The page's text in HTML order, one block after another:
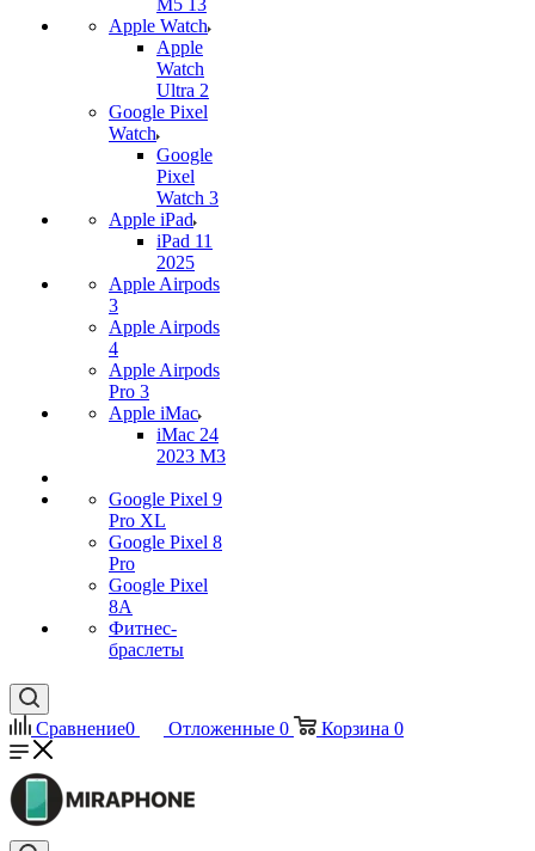
M5 13
Apple Watch
Apple
Watch
Ultra 2
Google Pixel
Watch
Google
Pixel
Watch 3
Apple iPad
iPad 11
2025
Apple Airpods
3
Apple Airpods
4
Apple Airpods
Pro 3
Apple iMac
iMac 24
2023 M3
Google Pixel 9
Pro XL
Google Pixel 8
Pro
Google Pixel
8A
Фитнес-
браслеты
Сравнение0 Отложенные 0 Корзина 0